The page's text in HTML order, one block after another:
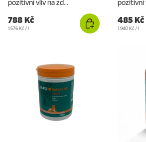
pozitivní vliv na zd...
788 Kč
Cena za jednotku
1.576 Kč /l
pozitivní
485 Kč
Cena za
1.940 Kč /l